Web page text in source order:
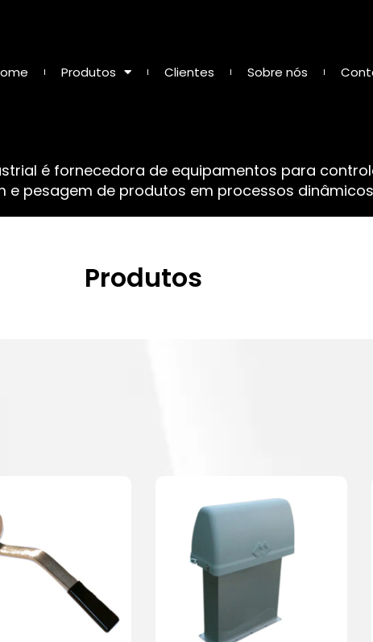
Produtos Clientes Sobre nós
é fornecedora de equipamentos para
e pesagem de produtos em processos
Produtos